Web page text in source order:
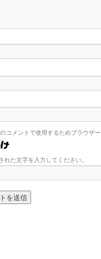
コメントで使用するためブラウザ
れた文字を入力してください。